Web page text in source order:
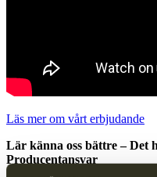
Läs mer om vårt erbjudande
Lär känna oss bättre – Det
Producentansvar